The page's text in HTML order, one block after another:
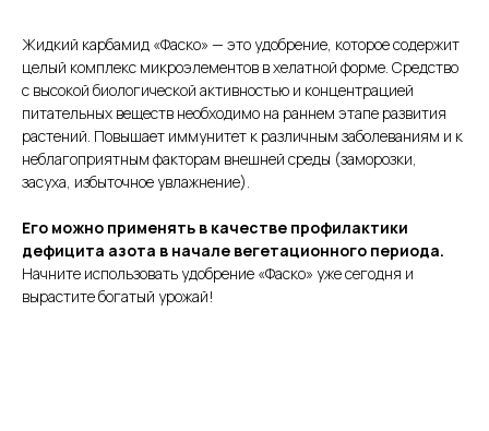
Жидкий карбамид «Фаско» — это удобрение, которое содержит
целый комплекс микроэлементов в хелатной форме. Средство
с высокой биологической активностью и концентрацией
питательных веществ необходимо на раннем этапе развития
растений. Повышает иммунитет к различным заболеваниям и к
неблагоприятным факторам внешней среды (заморозки,
засуха, избыточное увлажнение).
Его можно применять в качестве профилактики
дефицита азота в начале вегетационного периода.
Начните использовать удобрение «Фаско» уже сегодня и
вырастите богатый урожай!